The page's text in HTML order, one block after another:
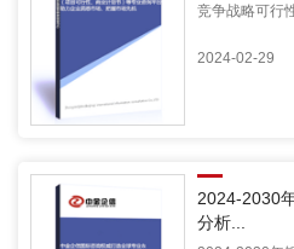
竞争战略可行
2024-02-29
2024-2030
分析...